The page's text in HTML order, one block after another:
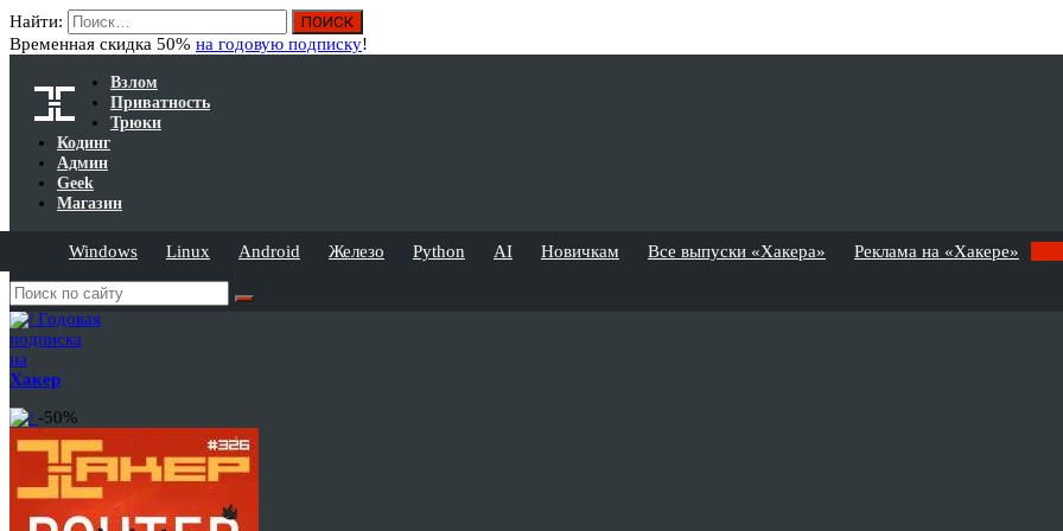
Найти:
Временная скидка 50% на годовую подписку!
Взлом
Приватность
Трюки
Кодинг
Админ
Geek
Магазин
Windows Linux Android Железо Python AI Новичкам Все выпуски «Хакера» Реклама на «Хакере»
Годовая
подписка
на
Хакер
-50%